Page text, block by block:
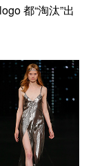
都“淘汰”出